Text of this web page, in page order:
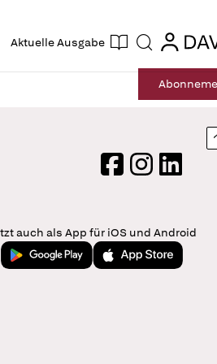
Aktuelle Ausgabe Suche
login
Abo
FacebookInstagram
LinkedIn
auch als App für iOS und Android
Jetzt bei Google PlayLaden im App Store